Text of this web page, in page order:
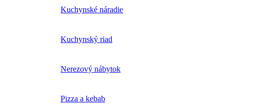
Kuchynské náradie
Kuchynský riad
Nerezový nábytok
Pizza a kebab